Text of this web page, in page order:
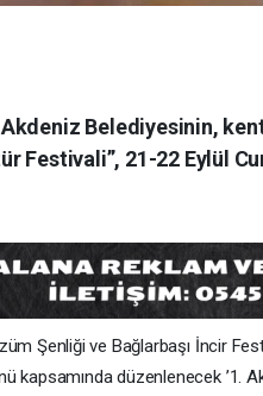
Belediyesinin,
Festivali”, 21-22 Eylül
Şenliği ve Bağlarbaşı İncir
kapsamında düzenlenecek ’1.